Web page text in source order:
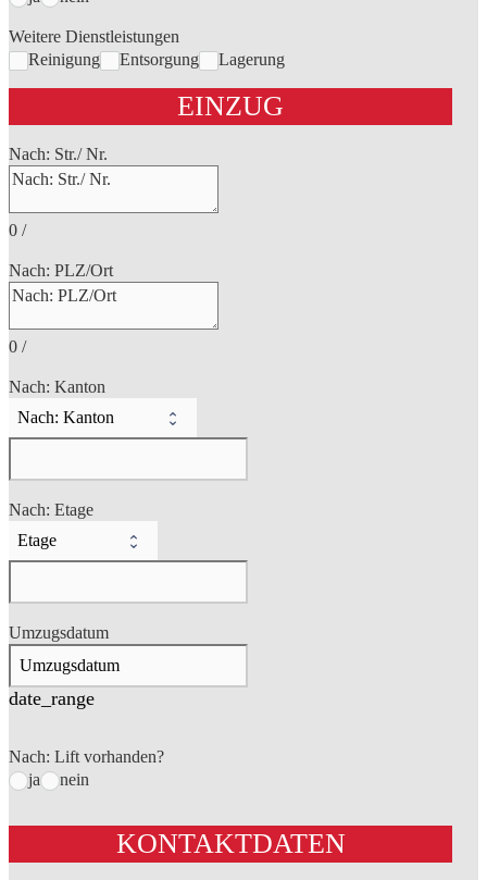
Weitere Dienstleistungen
Reinigung
Entsorgung Lagerung
EINZUG
Nach: Str./ Nr.
0 /
Nach: PLZ/Ort
0 /
Nach: Kanton
Nach: Etage
Umzugsdatum
date_range
Nach: Lift vorhanden?
ja
nein
KONTAKTDATEN